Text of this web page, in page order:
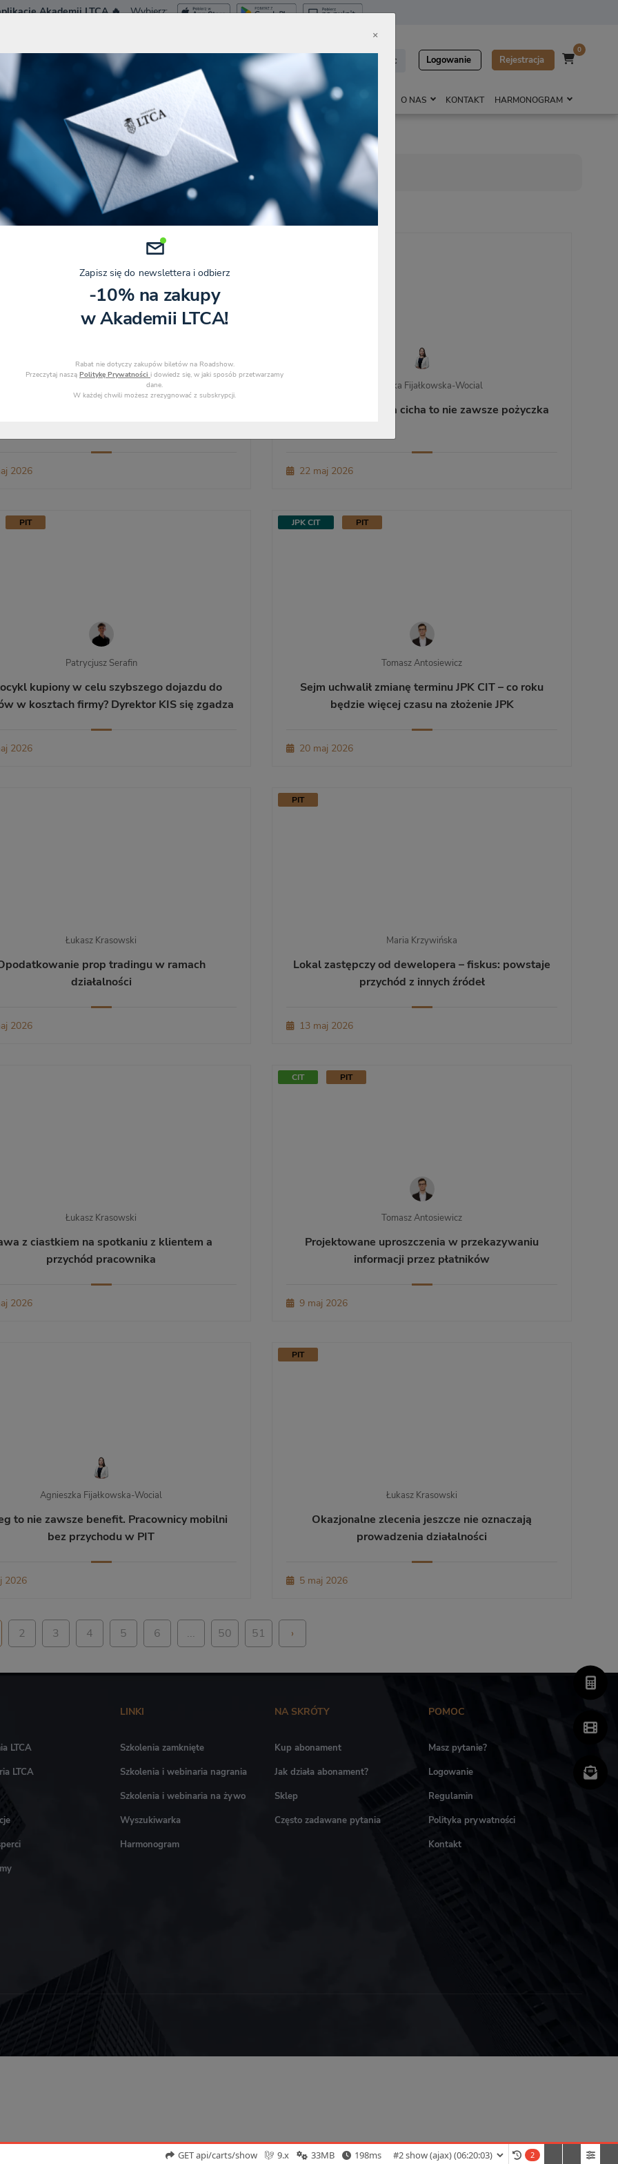
Akademii LTCA 🔥 Wybierz:
Roadshow LTCA 2026 Dostęp Testowy Pomoc Logowanie Rejestracja
0
I WEBINARY KURSY SZKOLENIA ZAMKNIĘTE BLOG ABONAMENTY O NAS KONTAKT
HARMONOGRAM
Pokazuje 1-10 z 508
2026
Agnieszka Fijałkowska-Wocial
Wyrok NSA. Spółka cicha to nie zawsze pożyczka
22 maj 2026
PIT
Patrycjusz Serafin
kupiony w celu szybszego dojazdu do
w kosztach firmy? Dyrektor KIS się zgadza
2026
JPK CIT PIT
Tomasz Antosiewicz
Sejm uchwalił zmianę terminu JPK CIT – co roku
będzie więcej czasu na złożenie JPK
20 maj 2026
Łukasz Krasowski
prop tradingu w ramach
działalności
2026
PIT
Maria Krzywińska
Lokal zastępczy od dewelopera – fiskus: powstaje
przychód z innych źródeł
13 maj 2026
Łukasz Krasowski
z ciastkiem na spotkaniu z klientem a
przychód pracownika
2026
CIT PIT
Tomasz Antosiewicz
Projektowane uproszczenia w przekazywaniu
informacji przez płatników
9 maj 2026
Agnieszka Fijałkowska-Wocial
to nie zawsze benefit. Pracownicy mobilni
bez przychodu w PIT
2026
PIT
Łukasz Krasowski
Okazjonalne zlecenia jeszcze nie oznaczają
prowadzenia działalności
5 maj 2026
2 3 4 5 6 ... 50 51 ›
×
Zapisz się do newslettera i odbierz
-10% na zakupy
w Akademii LTCA!
Rabat nie dotyczy zakupów biletów na Roadshow.
Przeczytaj naszą Politykę Prywatności i dowiedz się, w jaki sposób przetwarzamy
dane.
W każdej chwili możesz zrezygnować z subskrypcji.
LTCA
LTCA
LINKI
Szkolenia zamknięte
Szkolenia i webinaria nagrania
Szkolenia i webinaria na żywo
Wyszukiwarka
Harmonogram
NA SKRÓTY
Kup abonament
Jak działa abonament?
Sklep
Często zadawane pytania
POMOC
Masz pytanie?
Logowanie
Regulamin
Polityka prywatności
Kontakt
2
198ms
33MB
9.x
GET api/carts/show